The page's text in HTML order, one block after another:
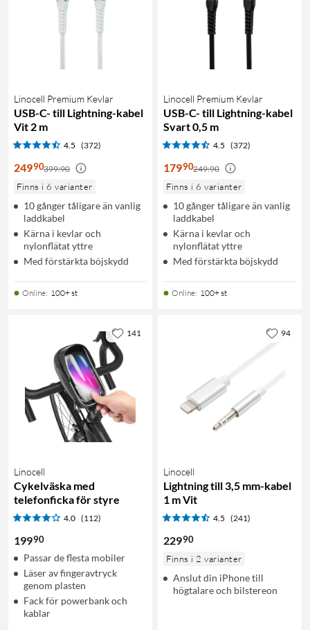
Linocell Premium Kevlar
USB-C- till Lightning-kabel
Vit 2 m
4.5 (372)
24990399:90
Finns i 6 varianter
10 gånger tåligare än vanlig
laddkabel
Kärna i kevlar och
nylonflätat yttre
Med förstärkta böjskydd
Online: 100+ st
Linocell Premium Kevlar
USB-C- till Lightning-kabel
Svart 0,5 m
4.5 (372)
17990249:90
Finns i 6 varianter
10 gånger tåligare än vanlig
laddkabel
Kärna i kevlar och
nylonflätat yttre
Med förstärkta böjskydd
Online: 100+ st
Linocell
Cykelväska med
telefonficka för styre
4.0 (112)
19990
Passar de flesta mobiler
Läser av fingeravtryck
genom plasten
Fack för powerbank och
kablar
141
Linocell
Lightning till 3,5 mm-kabel
1 m Vit
4.5 (241)
22990
Finns i 2 varianter
Anslut din iPhone till
högtalare och bilstereon
94